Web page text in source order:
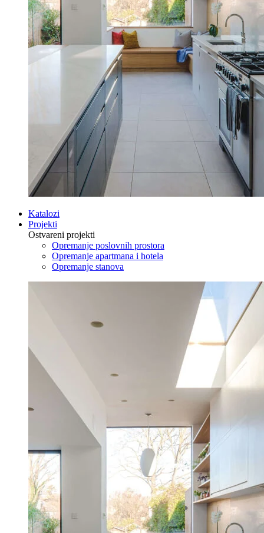
Katalozi
Projekti
Ostvareni projekti
Opremanje poslovnih prostora
Opremanje apartmana i hotela
Opremanje stanova